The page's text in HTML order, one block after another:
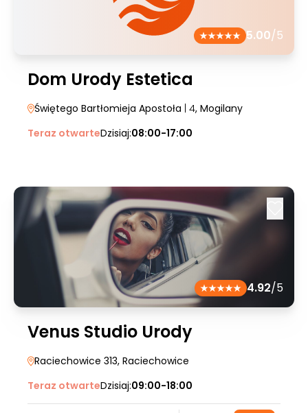
5.00/5
Dom Urody Estetica
Świętego Bartłomieja Apostoła | 4, Mogilany
Teraz otwarteDzisiaj:08:00-17:00
4.92/5
Venus Studio Urody
Raciechowice 313, Raciechowice
Teraz otwarteDzisiaj:09:00-18:00